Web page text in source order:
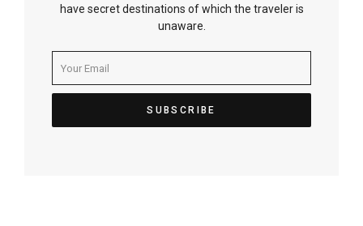
have secret destinations of which the traveler is
unaware.